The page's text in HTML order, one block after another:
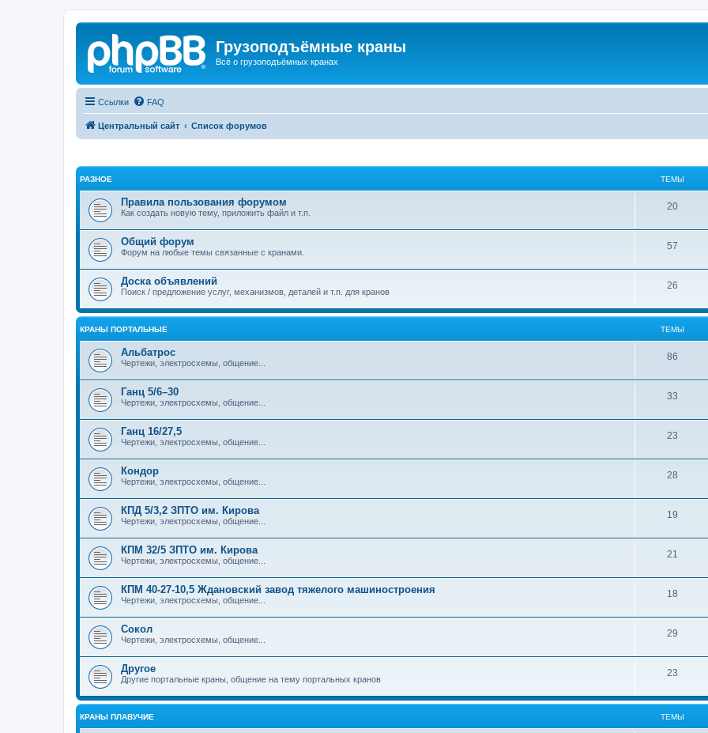
Грузоподъёмные краны
Всё о грузоподъёмных кранах
Ссылки FAQ
Центральный сайт Список форумов
РАЗНОЕ ТЕМЫ
Правила пользования форумом
Как создать новую тему, приложить файл и т.п.
20
Общий форум
Форум на любые темы связанные с кранами.
57
Доска объявлений
Поиск / предложение услуг, механизмов, деталей и т.п. для кранов
26
КРАНЫ ПОРТАЛЬНЫЕ ТЕМЫ
Альбатрос
Чертежи, электросхемы, общение...
86
Ганц 5/6–30
Чертежи, электросхемы, общение...
33
Ганц 16/27,5
Чертежи, электросхемы, общение...
23
Кондор
Чертежи, электросхемы, общение...
28
КПД 5/3,2 ЗПТО им. Кирова
Чертежи, электросхемы, общение...
19
КПМ 32/5 ЗПТО им. Кирова
Чертежи, электросхемы, общение...
21
КПМ 40-27-10,5 Ждановский завод тяжелого машиностроения
Чертежи, электросхемы, общение...
18
Сокол
Чертежи, электросхемы, общение...
29
Другое
Другие портальные краны, общение на тему портальных кранов
23
КРАНЫ ПЛАВУЧИЕ ТЕМЫ